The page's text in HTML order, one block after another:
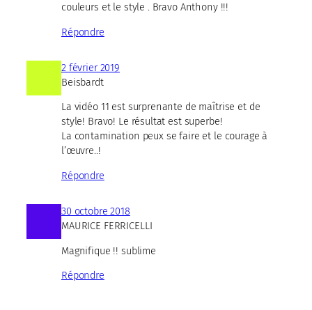
couleurs et le style . Bravo Anthony !!!
Répondre
2 février 2019
Beisbardt
La vidéo 11 est surprenante de maîtrise et de
style! Bravo! Le résultat est superbe!
La contamination peux se faire et le courage à
l’œuvre..!
Répondre
30 octobre 2018
MAURICE FERRICELLI
Magnifique !! sublime
Répondre